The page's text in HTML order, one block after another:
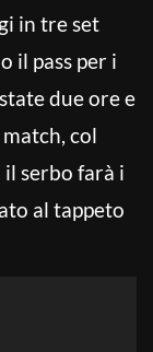
in tre set
il pass per i
due ore e
col
serbo farà i
al tappeto